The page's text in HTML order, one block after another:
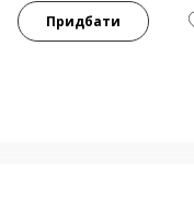
Придбати